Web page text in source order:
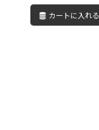
カートに入れる